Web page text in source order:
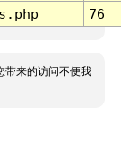
76
带来的访问不便我